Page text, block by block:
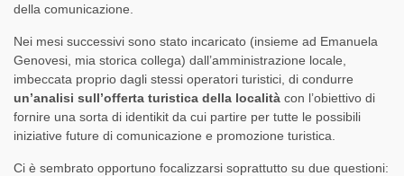
della comunicazione.
Nei mesi successivi sono stato incaricato (insieme ad Emanuela
Genovesi, mia storica collega) dall’amministrazione locale,
imbeccata proprio dagli stessi operatori turistici, di condurre
un’analisi sull’offerta turistica della località con l’obiettivo di
fornire una sorta di identikit da cui partire per tutte le possibili
iniziative future di comunicazione e promozione turistica.
Ci è sembrato opportuno focalizzarsi soprattutto su due questioni: